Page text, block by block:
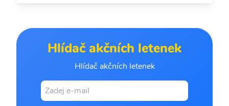
Hlídač akčních letenek
Hlídač akčních letenek